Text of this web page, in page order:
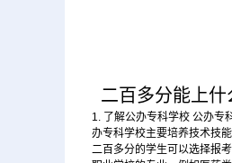
二百多分能上
1. 了解公办专科学校 公办专
办专科学校主要培养技术技
二百多分的学生可以选择报